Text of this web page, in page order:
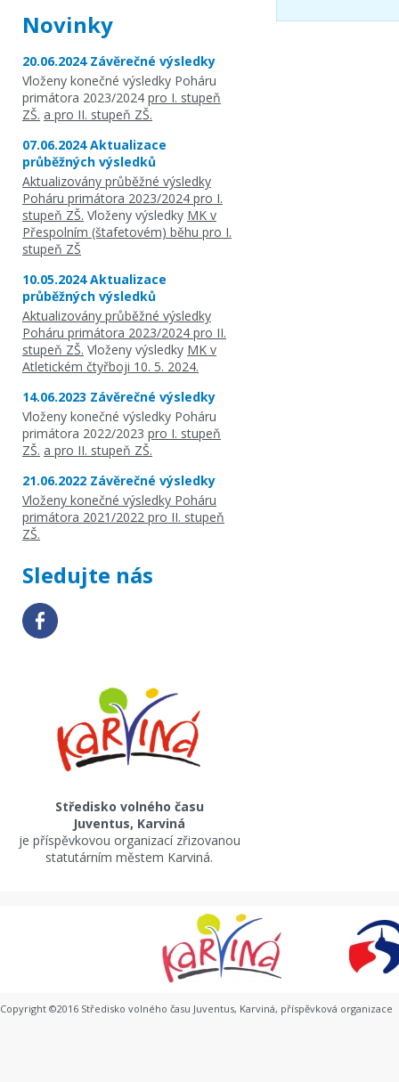
Novinky
20.06.2024 Závěrečné výsledky
Vloženy konečné výsledky Poháru
primátora 2023/2024 pro I. stupeň
ZŠ. a pro II. stupeň ZŠ.
07.06.2024 Aktualizace
průběžných výsledků
Aktualizovány průběžné výsledky
Poháru primátora 2023/2024 pro I.
stupeň ZŠ. Vloženy výsledky MK v
Přespolním (štafetovém) běhu pro I.
stupeň ZŠ
10.05.2024 Aktualizace
průběžných výsledků
Aktualizovány průběžné výsledky
Poháru primátora 2023/2024 pro II.
stupeň ZŠ. Vloženy výsledky MK v
Atletickém čtyřboji 10. 5. 2024.
14.06.2023 Závěrečné výsledky
Vloženy konečné výsledky Poháru
primátora 2022/2023 pro I. stupeň
ZŠ. a pro II. stupeň ZŠ.
21.06.2022 Závěrečné výsledky
Vloženy konečné výsledky Poháru
primátora 2021/2022 pro II. stupeň
ZŠ.
Sledujte nás
Středisko volného času
Juventus, Karviná
je příspěvkovou organizací zřizovanou
statutárním městem Karviná.
Copyright ©2016 Středisko volného času Juventus, Karviná, příspěvková organizace